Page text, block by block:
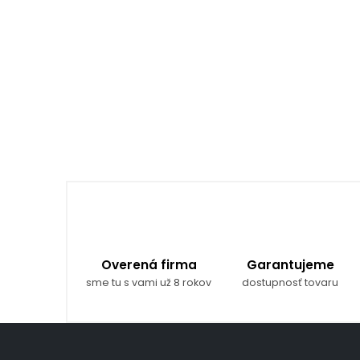
Overená firma
sme tu s vami už 8 rokov
Garantujeme
dostupnosť tovaru